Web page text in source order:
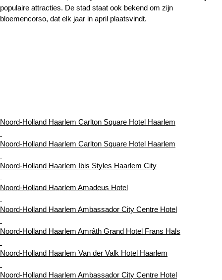
populaire attracties. De stad staat ook bekend om zijn
bloemencorso, dat elk jaar in april plaatsvindt.
Noord-Holland Haarlem Carlton Square Hotel Haarlem
Noord-Holland Haarlem Carlton Square Hotel Haarlem
Noord-Holland Haarlem Ibis Styles Haarlem City
Noord-Holland Haarlem Amadeus Hotel
Noord-Holland Haarlem Ambassador City Centre Hotel
Noord-Holland Haarlem Amrâth Grand Hotel Frans Hals
Noord-Holland Haarlem Van der Valk Hotel Haarlem
Noord-Holland Haarlem Ambassador City Centre Hotel